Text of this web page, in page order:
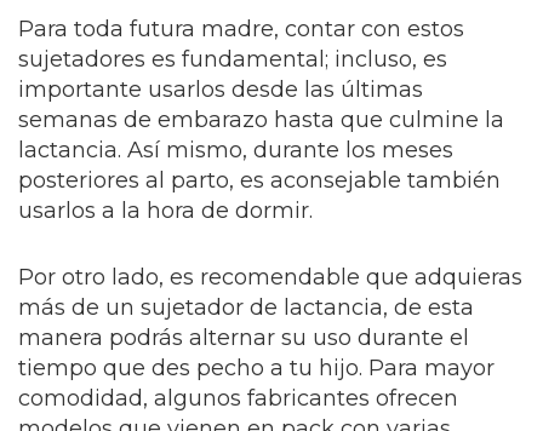
Para toda futura madre, contar con estos
sujetadores es fundamental; incluso, es
importante usarlos desde las últimas
semanas de embarazo hasta que culmine la
lactancia. Así mismo, durante los meses
posteriores al parto, es aconsejable también
usarlos a la hora de dormir.
Por otro lado, es recomendable que adquieras
más de un sujetador de lactancia, de esta
manera podrás alternar su uso durante el
tiempo que des pecho a tu hijo. Para mayor
comodidad, algunos fabricantes ofrecen